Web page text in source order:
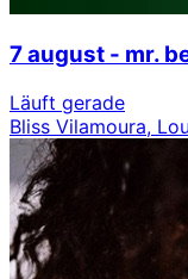
7 august - mr.
Läuft gerade
Bliss Vilamoura,